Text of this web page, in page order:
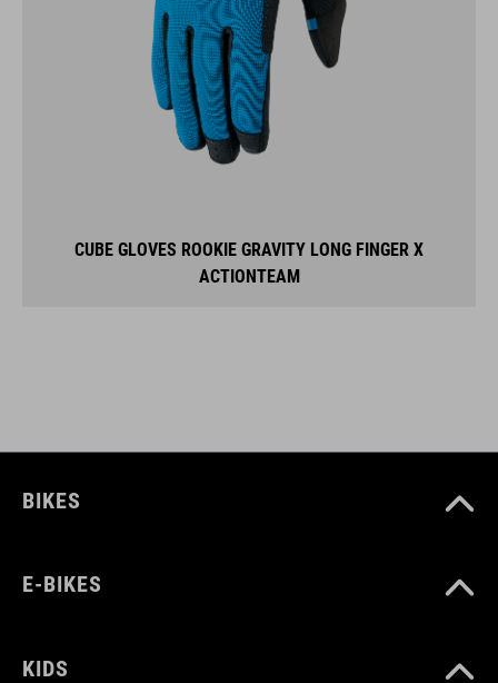
CUBE GLOVES ROOKIE GRAVITY LONG FINGER X
ACTIONTEAM
BIKES
E-BIKES
KIDS